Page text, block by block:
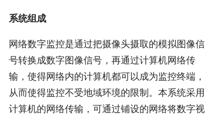
系统组成
网络数字监控是通过把摄像头摄取的模拟图像信
号转换成数字图像信号，再通过计算机网络传
输，使得网络内的计算机都可以成为监控终端，
从而使得监控不受地域环境的限制。本系统采用
计算机的网络传输，可通过铺设的网络将数字视